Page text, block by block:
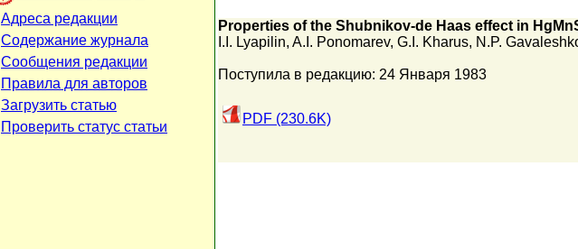
Адреса редакции
Содержание журнала
Сообщения редакции
Правила для авторов
Загрузить статью
Проверить статус статьи
Properties of the Shubnikov-de Haas effect in
I.I. Lyapilin, A.I. Ponomarev, G.I. Kharus, N.P.
Поступила в редакцию: 24 Января 1983
PDF (230.6K)